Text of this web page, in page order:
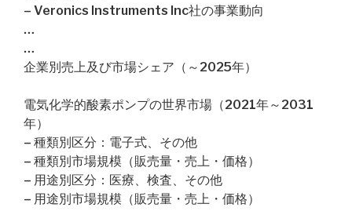
– Veronics Instruments Inc社の事業動向
…
…
企業別売上及び市場シェア（～2025年）
電気化学的酸素ポンプの世界市場（2021年～2031
年）
– 種類別区分：電子式、その他
– 種類別市場規模（販売量・売上・価格）
– 用途別区分：医療、検査、その他
– 用途別市場規模（販売量・売上・価格）